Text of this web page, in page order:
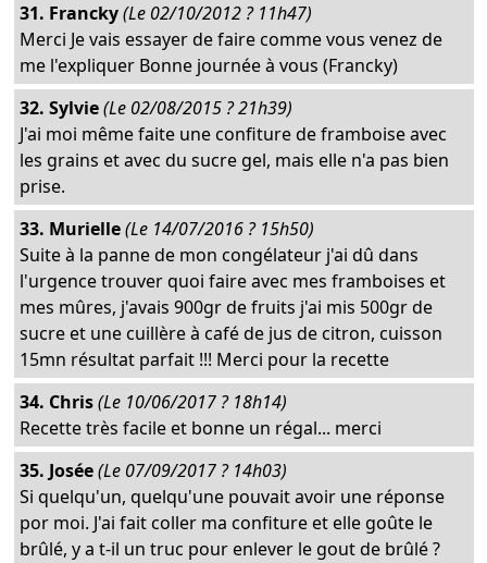
31. Francky(Le 02/10/2012 ? 11h47)
Merci Je vais essayer de faire comme vous venez de
me l'expliquer Bonne journée à vous (Francky)
32. Sylvie(Le 02/08/2015 ? 21h39)
J'ai moi même faite une confiture de framboise avec
les grains et avec du sucre gel, mais elle n'a pas bien
prise.
33. Murielle(Le 14/07/2016 ? 15h50)
Suite à la panne de mon congélateur j'ai dû dans
l'urgence trouver quoi faire avec mes framboises et
mes mûres, j'avais 900gr de fruits j'ai mis 500gr de
sucre et une cuillère à café de jus de citron, cuisson
15mn résultat parfait !!! Merci pour la recette
34. Chris(Le 10/06/2017 ? 18h14)
Recette très facile et bonne un régal... merci
35. Josée(Le 07/09/2017 ? 14h03)
Si quelqu'un, quelqu'une pouvait avoir une réponse
por moi. J'ai fait coller ma confiture et elle goûte le
brûlé, y a t-il un truc pour enlever le gout de brûlé ?